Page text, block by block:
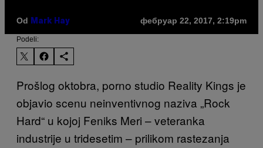
Od Mark Hay фебруар 22, 2017, 2:19pm
Podeli:
Prošlog oktobra, porno studio Reality Kings je
objavio scenu neinventivnog naziva „Rock
Hard“ u kojoj Feniks Meri – veteranka
industrije u tridesetim – prilikom rastezanja